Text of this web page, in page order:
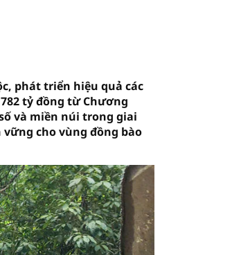
phát triển hiệu quả các
tỷ đồng từ Chương
và miền núi trong giai
vững cho vùng đồng bào